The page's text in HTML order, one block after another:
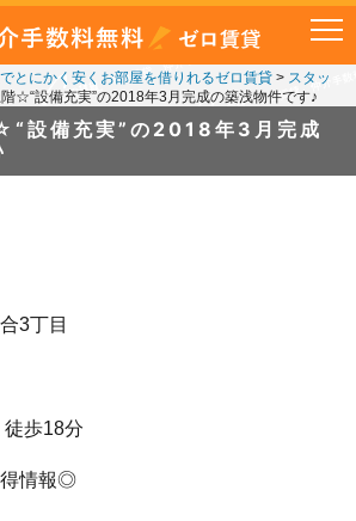
とにかく安くお部屋を借りれるゼロ賃貸> スタッ
☆“設備充実”の2018年3月完成の築浅物件です♪
設備充実”の2018年3月完成
3丁目
歩18分
情報◎